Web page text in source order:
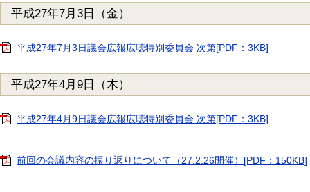
平成27年7月3日（金）
平成27年7月3日議会広報広聴特別委員会 次第[PDF：3KB]
平成27年4月9日（木）
平成27年4月9日議会広報広聴特別委員会 次第[PDF：3KB]
前回の会議内容の振り返りについて（27.2.26開催）[PDF：150KB]